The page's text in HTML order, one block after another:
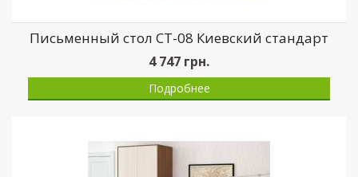
Письменный стол СТ-08 Киевский стандарт
4 747 грн.
Подробнее